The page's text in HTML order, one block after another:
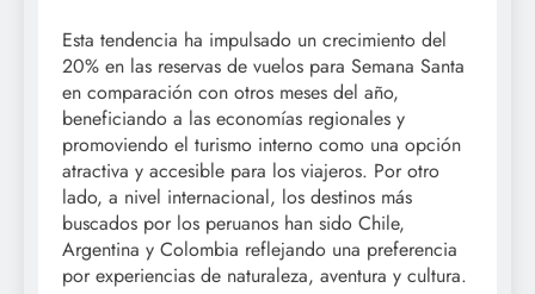
Esta tendencia ha impulsado un crecimiento del
20% en las reservas de vuelos para Semana Santa
en comparación con otros meses del año,
beneficiando a las economías regionales y
promoviendo el turismo interno como una opción
atractiva y accesible para los viajeros. Por otro
lado, a nivel internacional, los destinos más
buscados por los peruanos han sido Chile,
Argentina y Colombia reflejando una preferencia
por experiencias de naturaleza, aventura y cultura.